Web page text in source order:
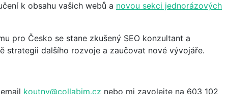
k obsahu vašich webů a novou sekci jednorázových
pro Česko se stane zkušený SEO konzultant a
strategii dalšího rozvoje a zaučovat nové vývojáře.
koutny@collabim.cz nebo mi zavolejte na 603 102